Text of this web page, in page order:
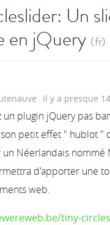
Un
en jQuery (fr)
il y a presque
un plugin jQuery pas
petit effet " hublot "
Néerlandais nommé
d'apporter une
web.
tiny-